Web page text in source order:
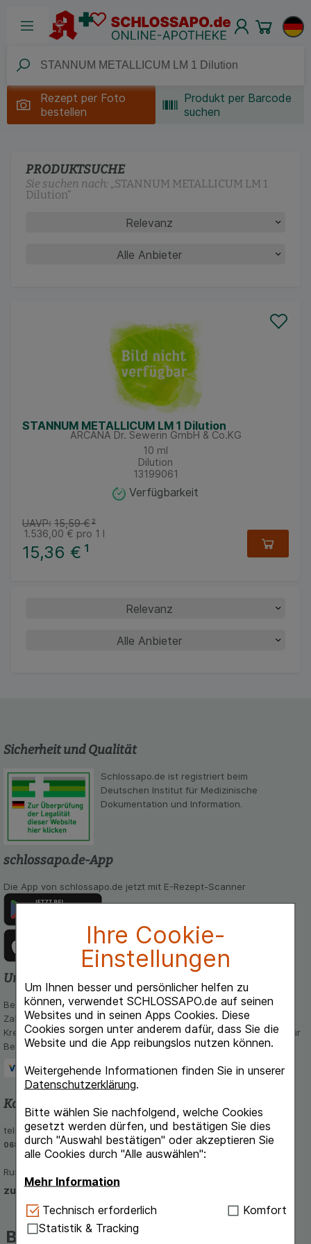
Ihre Cookie-
Einstellungen
Um Ihnen besser und persönlicher helfen zu
können, verwendet SCHLOSSAPO.de auf seinen
Websites und in seinen Apps Cookies. Diese
Cookies sorgen unter anderem dafür, dass Sie die
Website und die App reibungslos nutzen können.
Weitergehende Informationen finden Sie in unserer
Datenschutzerklärung.
Bitte wählen Sie nachfolgend, welche Cookies
gesetzt werden dürfen, und bestätigen Sie dies
durch "Auswahl bestätigen" oder akzeptieren Sie
alle Cookies durch "Alle auswählen":
Mehr Information
Technisch Notwendig:Hierbei handelt es sich um
Cookies, die für die Grundfunktionen unserer
Website notwendig sind (z.B. Navigation,
Technisch erforderlich
Komfort
Statistik & Tracking
Rezept per Foto
bestellen
Produkt per Barcode
suchen
PRODUKTSUCHE
Sie suchen nach: „STANNUM METALLICUM LM 1
Dilution“
STANNUM METALLICUM LM 1 Dilution
ARCANA Dr. Sewerin GmbH & Co.KG
10 ml
Dilution
13199061
Verfügbarkeit
15,36 € ¹
UAVP: 15,59 €²
1.536,00 € pro 1 l
Sicherheit und Qualität
Schlossapo.de ist registriert beim
Deutschen Institut für Medizinische
Dokumentation und Information.
schlossapo.de-App
Die App von schlossapo.de jetzt mit E-Rezept-Scanner
Unsere Zahlungsarten
Bequem und sicher - Wählen Sie aus unseren verschiedenen
Zahlungsmöglichkeiten:
Kreditkarte, PayPal,Vorkasse, iDeal, Bancontact und Rechnung (für
Bestandskunden)
Kontakt und Beratung
telefonisch Mo - Fr von 8-16 Uhr unter
06851-939 56 56
Rund um die Uhr per E-Mail
zum Kontaktformular
Beliebte Marken auf